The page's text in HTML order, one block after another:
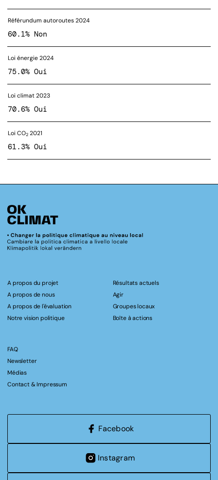
Référundum autoroutes 2024
60.1% Non
Loi énergie 2024
75.0% Oui
Loi climat 2023
70.6% Oui
Loi CO2 2021
61.3% Oui
A propos du projet
A propos de nous
A propos de l'évaluation
Notre vision politique
Résultats actuels
Agir
Groupes locaux
Boîte à actions
FAQ
Newsletter
Médias
Contact & Impressum
Facebook
Instagram